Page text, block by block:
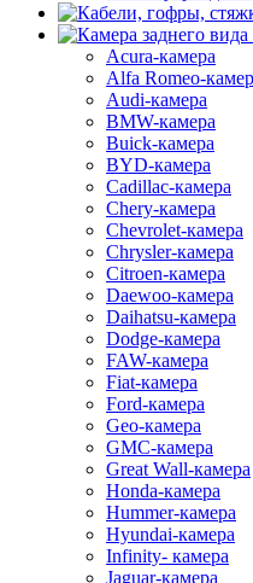
Acura-камера
Alfa Romeo-
Audi-камера
BMW-камера
Buick-камера
BYD-камера
Cadillac-камера
Chery-камера
Chevrolet-камера
Chrysler-камера
Citroen-камера
Daewoo-камера
Daihatsu-камера
Dodge-камера
FAW-камера
Fiat-камера
Ford-камера
Geo-камера
GMC-камера
Great Wall-камера
Honda-камера
Hummer-камера
Hyundai-камера
Infinity- камера
Jaguar-камера